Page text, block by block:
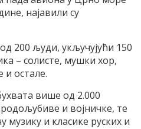
најавили су
200 људи, укључујући 150
– солисте, мушки хор,
и остале.
више од 2.000
родољубиве и војничке, те
музику и класике руских и